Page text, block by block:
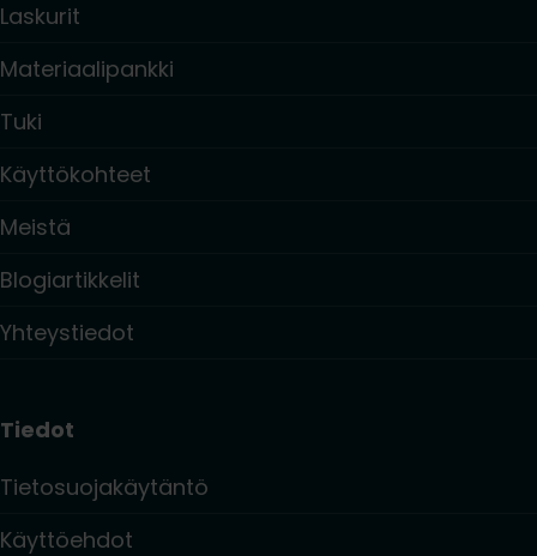
Laskurit
Materiaalipankki
Tuki
Käyttökohteet
Meistä
Blogiartikkelit
Yhteystiedot
Tiedot
Tietosuojakäytäntö
Käyttöehdot